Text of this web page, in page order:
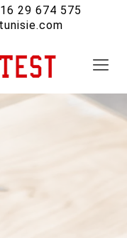
29 674 575